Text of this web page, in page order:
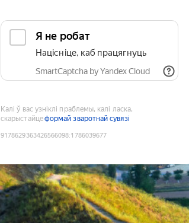
Я не робат
Націсніце, каб працягнуць
SmartCaptcha by Yandex Cloud
Калі ў вас узніклі праблемы, калі ласка,
скарыстайцеформай зваротнай сувязі
9178629363426566098:1786039677